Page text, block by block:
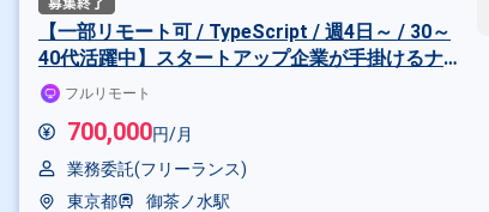
【一部リモート可 / TypeScript / 週4日～ / 30～
40代活躍中】スタートアップ企業が手掛けるナ
レッジプラットフォームの開発を担当！
フルリモート
700,000円/月
業務委託(フリーランス)
東京都
御茶ノ水駅